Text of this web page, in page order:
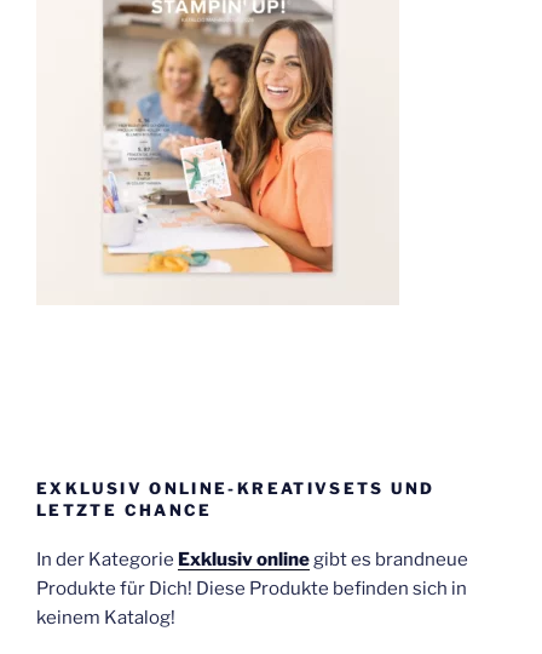
EXKLUSIV ONLINE-KREATIVSETS UND
LETZTE CHANCE
In der Kategorie Exklusiv onlinegibt es brandneue
Produkte für Dich! Diese Produkte befinden sich in
keinem Katalog!